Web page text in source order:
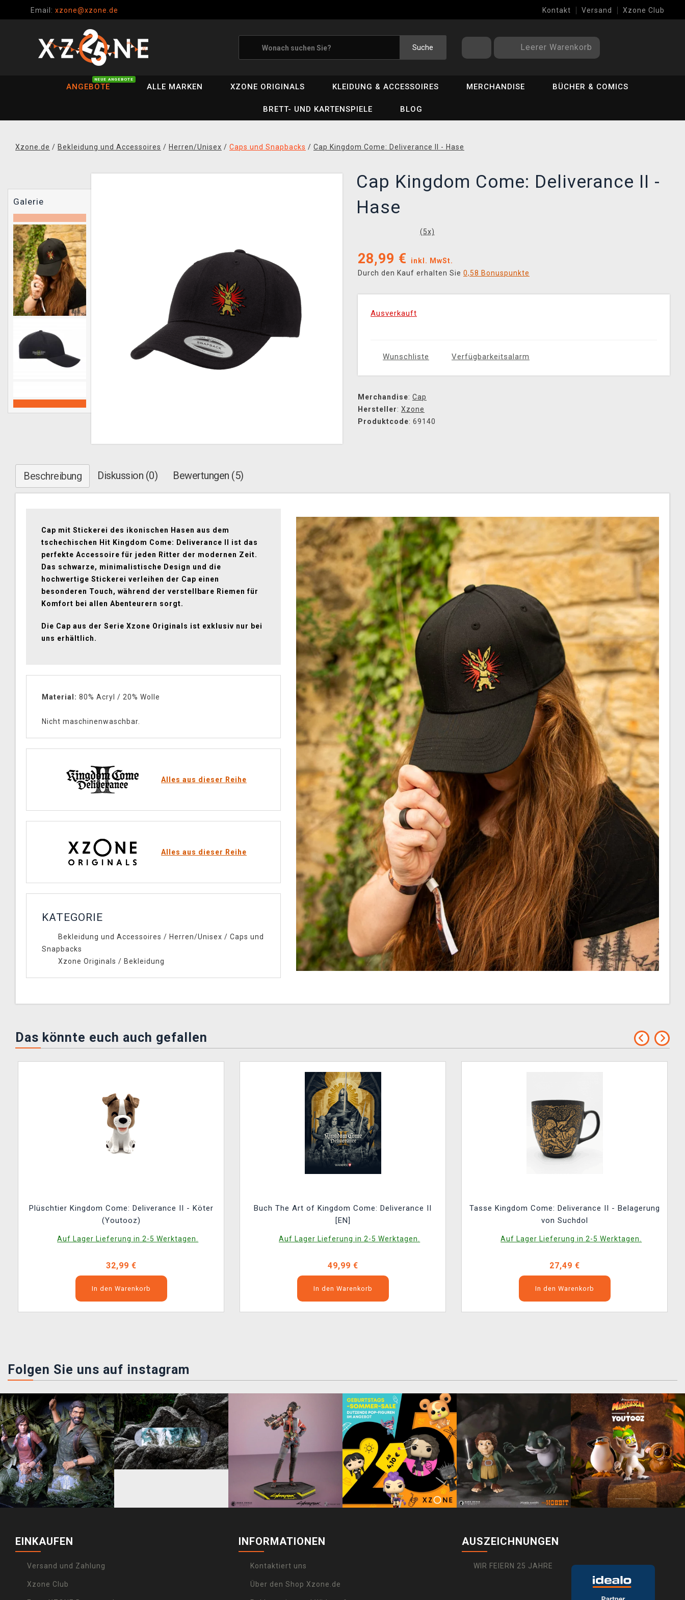
Email: xzone@xzone.de Kontakt Versand Xzone Club
Suche Leerer Warenkorb
ANGEBOTE
NEUE ANGEBOTE
ALLE MARKEN XZONE ORIGINALS KLEIDUNG & ACCESSOIRES MERCHANDISE BÜCHER & COMICS
BRETT- UND KARTENSPIELE BLOG
Xzone.de / Bekleidung und Accessoires / Herren/Unisex / Caps und Snapbacks / Cap Kingdom Come: Deliverance II - Hase
Galerie
Cap Kingdom Come: Deliverance II -
Hase
(5x)
28,99 €
inkl. MwSt.
Durch den Kauf erhalten Sie 0,58 Bonuspunkte
Ausverkauft
Wunschliste Verfügbarkeitsalarm
Merchandise: Cap
Hersteller: Xzone
Produktcode: 69140
Beschreibung Diskussion (0) Bewertungen (5)
Cap mit Stickerei des ikonischen Hasen aus dem
tschechischen Hit Kingdom Come: Deliverance II ist das
perfekte Accessoire für jeden Ritter der modernen Zeit.
Das schwarze, minimalistische Design und die
hochwertige Stickerei verleihen der Cap einen
besonderen Touch, während der verstellbare Riemen für
Komfort bei allen Abenteurern sorgt.
Die Cap aus der Serie Xzone Originals ist exklusiv nur bei
uns erhältlich.
Material: 80% Acryl / 20% Wolle
Nicht maschinenwaschbar.
Alles aus dieser Reihe
Alles aus dieser Reihe
KATEGORIE
Bekleidung und Accessoires / Herren/Unisex / Caps und
Snapbacks
Xzone Originals / Bekleidung
Das könnte euch auch gefallen
Plüschtier Kingdom Come: Deliverance II - Köter
(Youtooz)
Auf Lager Lieferung in 2-5 Werktagen.
32,99 €
In den Warenkorb
Buch The Art of Kingdom Come: Deliverance II
[EN]
Auf Lager Lieferung in 2-5 Werktagen.
49,99 €
In den Warenkorb
Tasse Kingdom Come: Deliverance II - Belagerung
von Suchdol
Auf Lager Lieferung in 2-5 Werktagen.
27,49 €
In den Warenkorb
Folgen Sie uns auf instagram
EINKAUFEN
Versand und Zahlung
Xzone Club
INFORMATIONEN
Kontaktiert uns
Über den Shop Xzone.de
AUSZEICHNUNGEN
WIR FEIERN 25 JAHRE